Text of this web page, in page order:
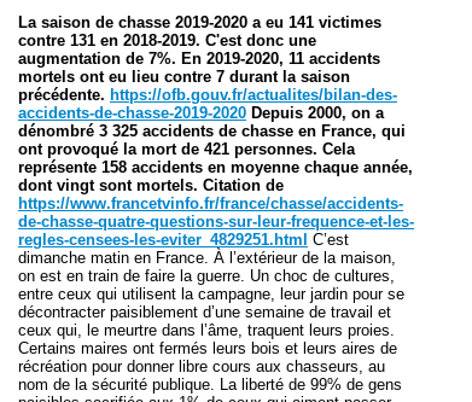
La saison de chasse 2019-2020 a eu 141 victimes
contre 131 en 2018-2019. C'est donc une
augmentation de 7%. En 2019-2020, 11 accidents
mortels ont eu lieu contre 7 durant la saison
précédente. https://ofb.gouv.fr/actualites/bilan-des-
accidents-de-chasse-2019-2020 Depuis 2000, on a
dénombré 3 325 accidents de chasse en France, qui
ont provoqué la mort de 421 personnes. Cela
représente 158 accidents en moyenne chaque année,
dont vingt sont mortels. Citation de
https://www.francetvinfo.fr/france/chasse/accidents-
de-chasse-quatre-questions-sur-leur-frequence-et-les-
regles-censees-les-eviter_4829251.html C’est
dimanche matin en France. À l’extérieur de la maison,
on est en train de faire la guerre. Un choc de cultures,
entre ceux qui utilisent la campagne, leur jardin pour se
décontracter paisiblement d’une semaine de travail et
ceux qui, le meurtre dans l’âme, traquent leurs proies.
Certains maires ont fermés leurs bois et leurs aires de
récréation pour donner libre cours aux chasseurs, au
nom de la sécurité publique. La liberté de 99% de gens